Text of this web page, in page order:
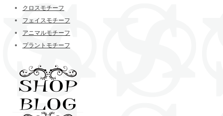
クロスモチーフ
フェイスモチーフ
アニマルモチーフ
プラントモチーフ